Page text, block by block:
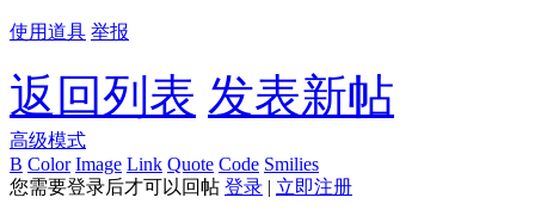
使用道具 举报
返回列表 发表新帖
高级模式
B Color Image Link Quote Code Smilies
您需要登录后才可以回帖 登录 | 立即注册